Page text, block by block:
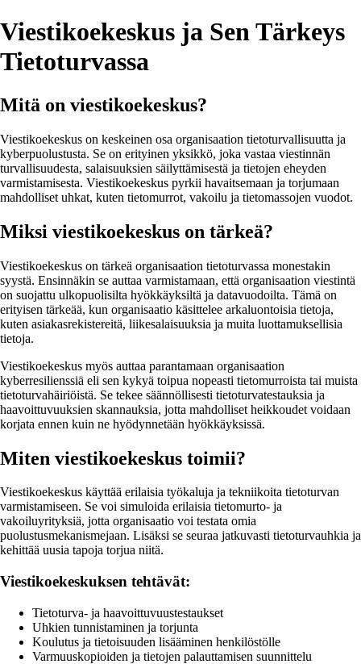
Viestikoekeskus ja Sen Tärkeys
Tietoturvassa
Mitä on viestikoekeskus?
Viestikoekeskus on keskeinen osa organisaation tietoturvallisuutta ja
kyberpuolustusta. Se on erityinen yksikkö, joka vastaa viestinnän
turvallisuudesta, salaisuuksien säilyttämisestä ja tietojen eheyden
varmistamisesta. Viestikoekeskus pyrkii havaitsemaan ja torjumaan
mahdolliset uhkat, kuten tietomurrot, vakoilu ja tietomassojen vuodot.
Miksi viestikoekeskus on tärkeä?
Viestikoekeskus on tärkeä organisaation tietoturvassa monestakin
syystä. Ensinnäkin se auttaa varmistamaan, että organisaation viestintä
on suojattu ulkopuolisilta hyökkäyksiltä ja datavuodoilta. Tämä on
erityisen tärkeää, kun organisaatio käsittelee arkaluontoisia tietoja,
kuten asiakasrekistereitä, liikesalaisuuksia ja muita luottamuksellisia
tietoja.
Viestikoekeskus myös auttaa parantamaan organisaation
kyberresilienssiä eli sen kykyä toipua nopeasti tietomurroista tai muista
tietoturvahäiriöistä. Se tekee säännöllisesti tietoturvatestauksia ja
haavoittuvuuksien skannauksia, jotta mahdolliset heikkoudet voidaan
korjata ennen kuin ne hyödynnetään hyökkäyksissä.
Miten viestikoekeskus toimii?
Viestikoekeskus käyttää erilaisia työkaluja ja tekniikoita tietoturvan
varmistamiseen. Se voi simuloida erilaisia tietomurto- ja
vakoiluyrityksiä, jotta organisaatio voi testata omia
puolustusmekanismejaan. Lisäksi se seuraa jatkuvasti tietoturvauhkia ja
kehittää uusia tapoja torjua niitä.
Viestikoekeskuksen tehtävät:
Tietoturva- ja haavoittuvuustestaukset
Uhkien tunnistaminen ja torjunta
Koulutus ja tietoisuuden lisääminen henkilöstölle
Varmuuskopioiden ja tietojen palauttamisen suunnittelu